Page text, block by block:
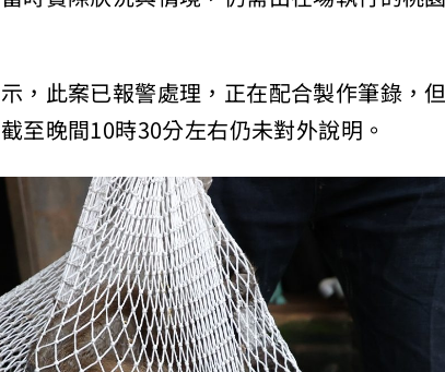
，此案已報警處理，正在配合製作筆錄，
至晚間10時30分左右仍未對外說明。